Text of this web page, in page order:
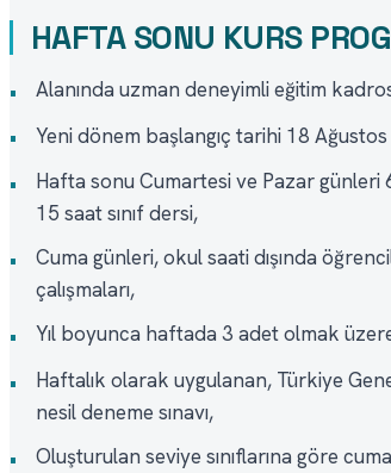
HAFTA SONU KURS
•
Alanında uzman deneyimli eğitim
•
Yeni dönem başlangıç tarihi 18
•
Hafta sonu Cumartesi ve Pazar
15 saat sınıf dersi,
•
Cuma günleri, okul saati dışında
çalışmaları,
•
Yıl boyunca haftada 3 adet olmak
•
Haftalık olarak uygulanan, Türkiye
nesil deneme sınavı,
•
Oluşturulan seviye sınıflarına göre